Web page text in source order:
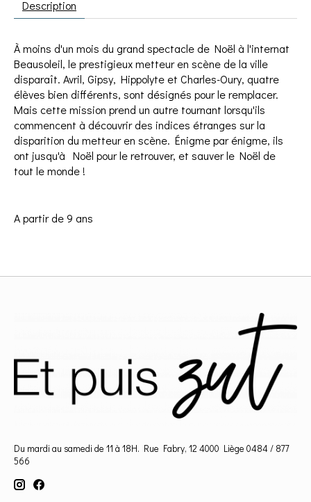
Description
À moins d'un mois du grand spectacle de Noël à l'internat
Beausoleil, le prestigieux metteur en scène de la ville
disparaît. Avril, Gipsy, Hippolyte et Charles-Oury, quatre
élèves bien différents, sont désignés pour le remplacer.
Mais cette mission prend un autre tournant lorsqu'ils
commencent à découvrir des indices étranges sur la
disparition du metteur en scène. Énigme par énigme, ils
ont jusqu'à Noël pour le retrouver, et sauver le Noël de
tout le monde !
A partir de 9 ans
Du mardi au samedi de 11 à 18H. Rue Fabry, 12 4000 Liège 0484 / 877
566